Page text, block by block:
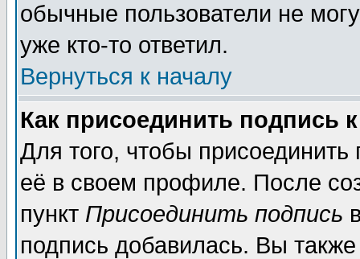
обычные пользователи не
уже кто-то ответил.
Вернуться к началу
Как присоединить подпись
Для того, чтобы
её в своем профиле. После
пункт Присоединить подпись
подпись добавилась. Вы